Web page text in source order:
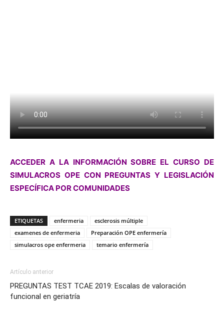
ACCEDER A LA INFORMACIÓN SOBRE EL CURSO DE
SIMULACROS OPE CON PREGUNTAS Y LEGISLACIÓN
ESPECÍFICA POR COMUNIDADES
ETIQUETAS enfermeria
esclerosis múltiple
examenes de enfermeria
Preparación OPE enfermería
simulacros ope enfermeria
temario enfermería
Artículo anterior
PREGUNTAS TEST TCAE 2019: Escalas de valoración
funcional en geriatría